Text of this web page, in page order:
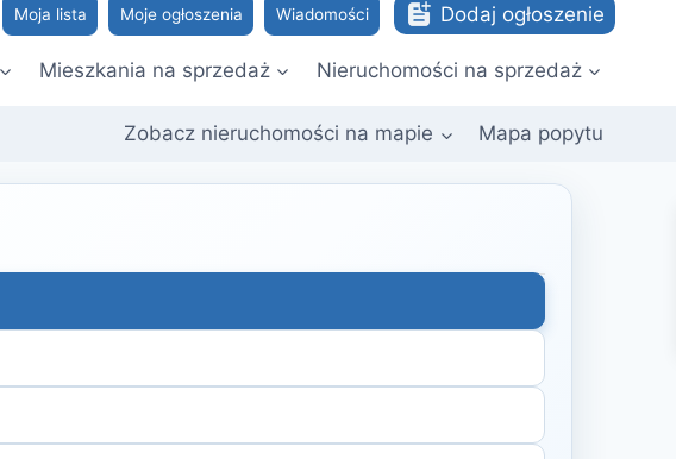
Moja lista Moje ogłoszenia Wiadomości Dodaj ogłoszenie
Mieszkania na sprzedaż Nieruchomości na sprzedaż
Zobacz nieruchomości na mapie Mapa popytu